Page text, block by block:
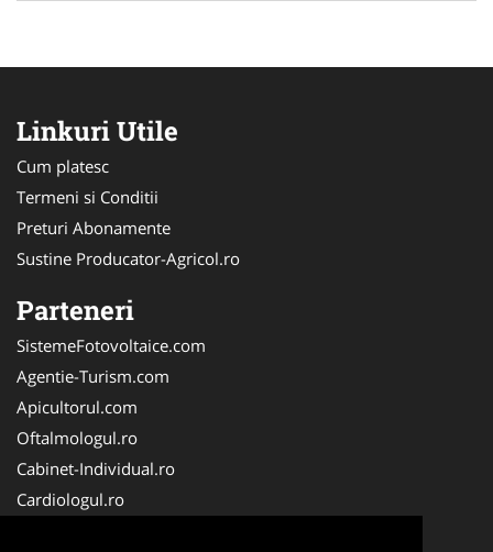
Linkuri Utile
Cum platesc
Termeni si Conditii
Preturi Abonamente
Sustine Producator-Agricol.ro
Parteneri
SistemeFotovoltaice.com
Agentie-Turism.com
Apicultorul.com
Oftalmologul.ro
Cabinet-Individual.ro
Cardiologul.ro